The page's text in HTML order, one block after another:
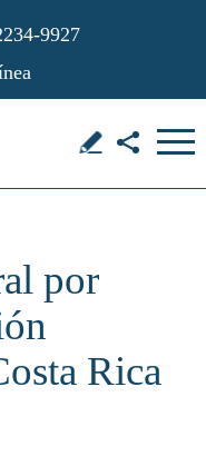
9927
por
Rica